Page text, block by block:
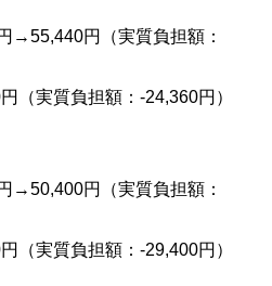
→55,440円（実質負担額：
（実質負担額：-24,360円）
→50,400円（実質負担額：
（実質負担額：-29,400円）